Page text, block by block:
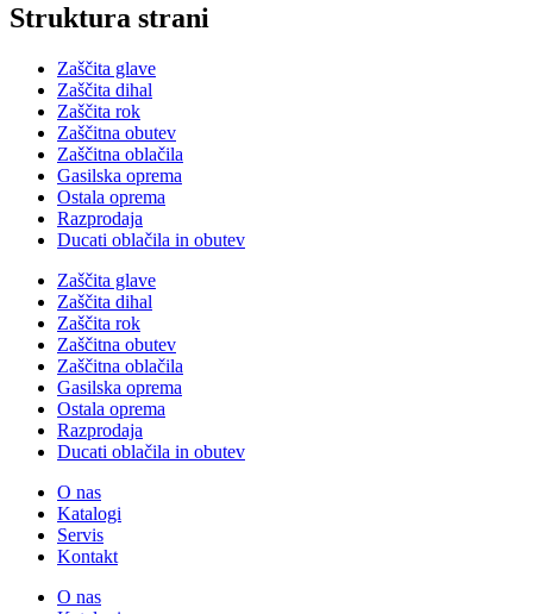
Struktura strani
Zaščita glave
Zaščita dihal
Zaščita rok
Zaščitna obutev
Zaščitna oblačila
Gasilska oprema
Ostala oprema
Razprodaja
Ducati oblačila in obutev
Zaščita glave
Zaščita dihal
Zaščita rok
Zaščitna obutev
Zaščitna oblačila
Gasilska oprema
Ostala oprema
Razprodaja
Ducati oblačila in obutev
O nas
Katalogi
Servis
Kontakt
O nas